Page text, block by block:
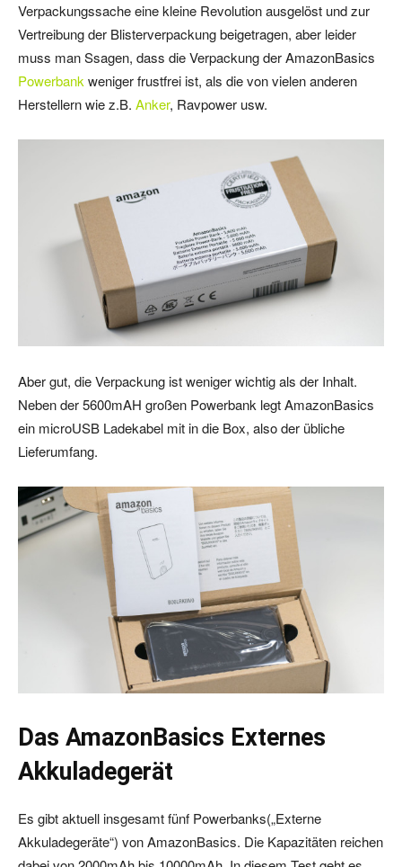
Verpackungssache eine kleine Revolution ausgelöst und zur
Vertreibung der Blisterverpackung beigetragen, aber leider
muss man Ssagen, dass die Verpackung der AmazonBasics
Powerbank weniger frustfrei ist, als die von vielen anderen
Herstellern wie z.B. Anker, Ravpower usw.
Aber gut, die Verpackung ist weniger wichtig als der Inhalt.
Neben der 5600mAH großen Powerbank legt AmazonBasics
ein microUSB Ladekabel mit in die Box, also der übliche
Lieferumfang.
Das AmazonBasics Externes
Akkuladegerät
Es gibt aktuell insgesamt fünf Powerbanks(„Externe
Akkuladegeräte“) von AmazonBasics. Die Kapazitäten reichen